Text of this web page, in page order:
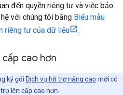
đến quyền riêng tư và việc bảo
với chúng tôi bằng Biểu mẫu
riêng tư của dữ liệu
.
cấp cao hơn
ký gói Dịch vụ hỗ trợ nâng cao mới có
lên cấp cao hơn.